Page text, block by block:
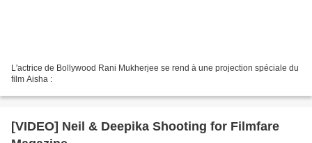
L'actrice de Bollywood Rani Mukherjee se rend à une projection spéciale du
film Aisha :
[VIDEO] Neil & Deepika Shooting for Filmfare